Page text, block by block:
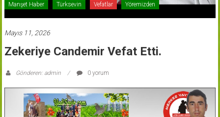
Manşet Haber Türksevin Vefatlar Yöremizden
Mayıs 11, 2026
Zekeriye Candemir Vefat Etti.
Gönderen: admin 0 yorum